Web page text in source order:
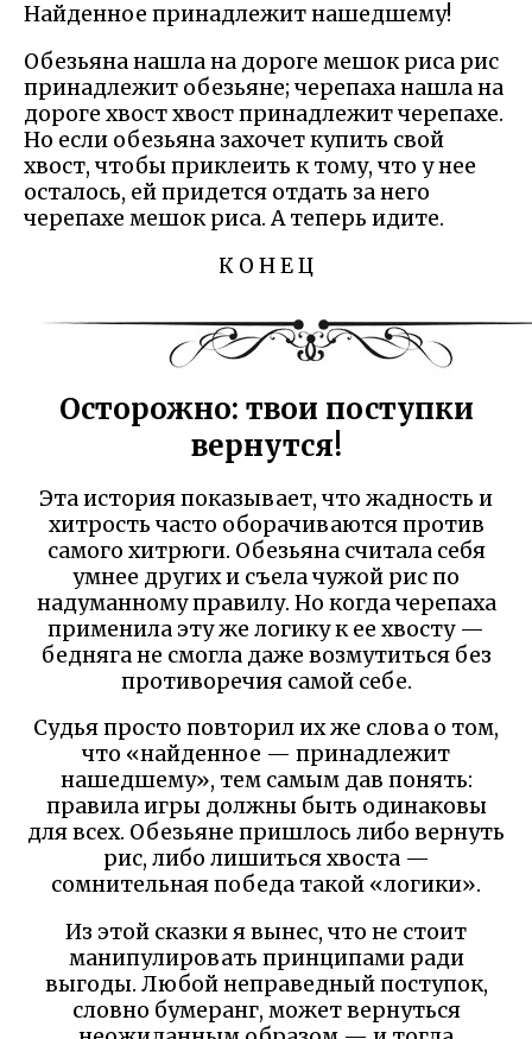
Найденное принадлежит нашедшему!
Обезьяна нашла на дороге мешок риса рис
принадлежит обезьяне; черепаха нашла на
дороге хвост хвост принадлежит черепахе.
Но если обезьяна захочет купить свой
хвост, чтобы приклеить к тому, что у нее
осталось, ей придется отдать за него
черепахе мешок риса. А теперь идите.
К О Н Е Ц
Осторожно: твои поступки
вернутся!
Эта история показывает, что жадность и
хитрость часто оборачиваются против
самого хитрюги. Обезьяна считала себя
умнее других и съела чужой рис по
надуманному правилу. Но когда черепаха
применила эту же логику к ее хвосту —
бедняга не смогла даже возмутиться без
противоречия самой себе.
Судья просто повторил их же слова о том,
что «найденное — принадлежит
нашедшему», тем самым дав понять:
правила игры должны быть одинаковы
для всех. Обезьяне пришлось либо вернуть
рис, либо лишиться хвоста —
сомнительная победа такой «логики».
Из этой сказки я вынес, что не стоит
манипулировать принципами ради
выгоды. Любой неправедный поступок,
словно бумеранг, может вернуться